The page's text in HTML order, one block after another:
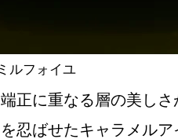
ルフォイユ
正に重なる層の美し
忍ばせたキャラメルア